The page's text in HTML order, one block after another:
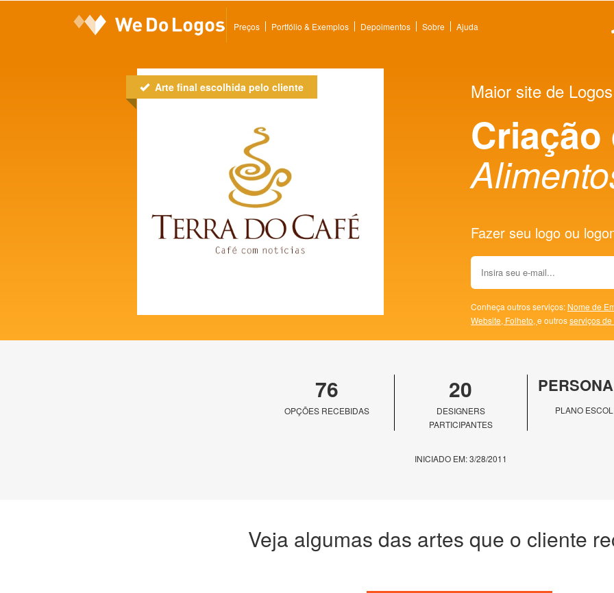
Preços Portfólio & Exemplos Depoimentos Sobre Ajuda
Arte final escolhida pelo cliente Maior site de
Criação
Fazer seu logo ou
Conheça outros serviços: Nome de
Website, Folheto, e outrosserviços
76
OPÇÕES RECEBIDAS
20
DESIGNERS
PARTICIPANTES
PLANO
INICIADO EM: 3/28/2011
Veja algumas das artes que o cliente